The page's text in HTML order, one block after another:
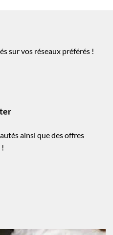
sur vos réseaux préférés !
ainsi que des offres